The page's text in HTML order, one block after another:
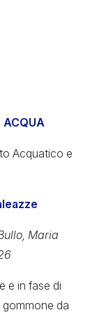
ACQUA
Acquatico e
Maria
e in fase di
da